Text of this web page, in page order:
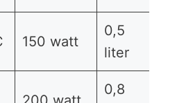
150 watt
0,5
liter
0,8